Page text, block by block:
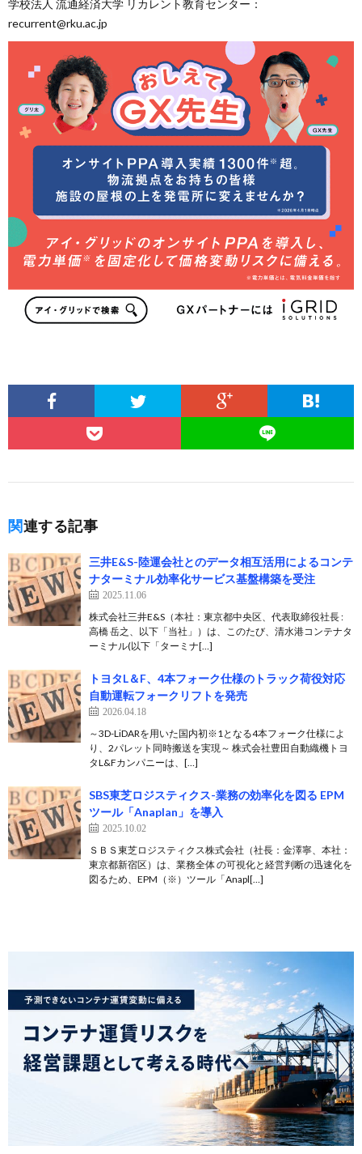
学校法人 流通経済大学 リカレント教育センター：
recurrent@rku.ac.jp
関連する記事
三井E&S-陸運会社とのデータ相互活用によるコンテ
ナターミナル効率化サービス基盤構築を受注
2025.11.06
株式会社三井E&S（本社：東京都中央区、代表取締役社長 :
高橋 岳之、以下「当社」）は、このたび、清水港コンテナタ
ーミナル(以下「ターミナ[…]
トヨタL＆F、4本フォーク仕様のトラック荷役対応
自動運転フォークリフトを発売
2026.04.18
～3D-LiDARを用いた国内初※1となる4本フォーク仕様によ
り、2パレット同時搬送を実現～ 株式会社豊田自動織機トヨ
タL&Fカンパニーは、[…]
SBS東芝ロジスティクス-業務の効率化を図る EPM
ツール「Anaplan」を導入
2025.10.02
ＳＢＳ東芝ロジスティクス株式会社（社長：金澤寧、本社：
東京都新宿区）は、業務全体 の可視化と経営判断の迅速化を
図るため、EPM（※）ツール「Anapl[…]